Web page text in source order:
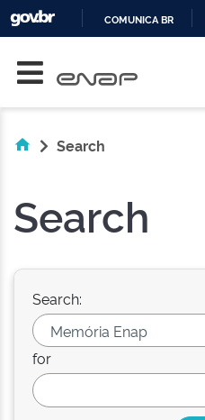
COMUNICA BR
Search
Search
Search:
for